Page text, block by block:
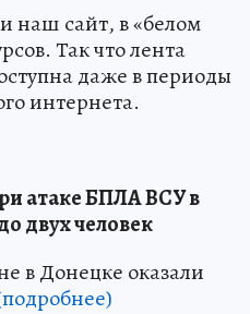
наш сайт, в «белом
Так что лента
даже в периоды
интернета.
атаке БПЛА ВСУ в
двух человек
в Донецке оказали